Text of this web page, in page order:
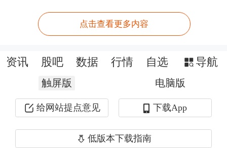
平台在内的数字经济发展，需要给予特
在香港上市或者境内上市，形成一股数
字经济发展的新浪潮，在国际竞争中获
得一席之位。
数字经济快速发展的同时，也出现了一
点击查看更多内容
资讯 股吧 数据 行情 自选 导航
触屏版 电脑版
给网站提点意见 下载App
低版本下载指南